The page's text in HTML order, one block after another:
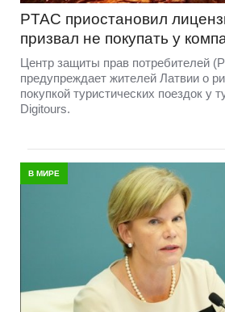
PTAC приостановил
призвал не покупать у
Центр защиты прав потребителей
предупреждает жителей Латвии о
покупкой туристических поездок у
Digitours.
В МИРЕ